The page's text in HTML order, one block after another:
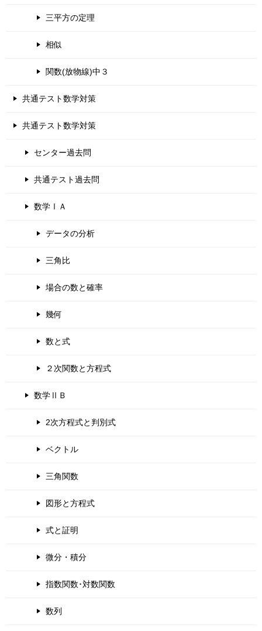
三平方の定理
相似
関数(放物線)中３
共通テスト数学対策
共通テスト数学対策
センター過去問
共通テスト過去問
数学ⅠＡ
データの分析
三角比
場合の数と確率
幾何
数と式
２次関数と方程式
数学ⅡＢ
2次方程式と判別式
ベクトル
三角関数
図形と方程式
式と証明
微分・積分
指数関数･対数関数
数列